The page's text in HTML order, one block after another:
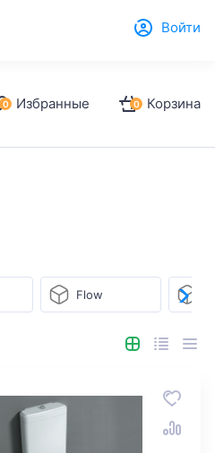
Войти
0 Избранные 0 Корзина
Flow